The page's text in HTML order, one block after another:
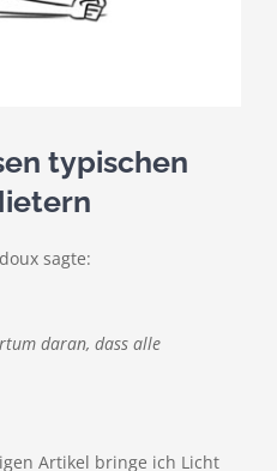
typischen
sagte:
daran, dass alle
Artikel bringe ich Licht